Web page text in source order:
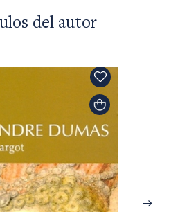
del autor